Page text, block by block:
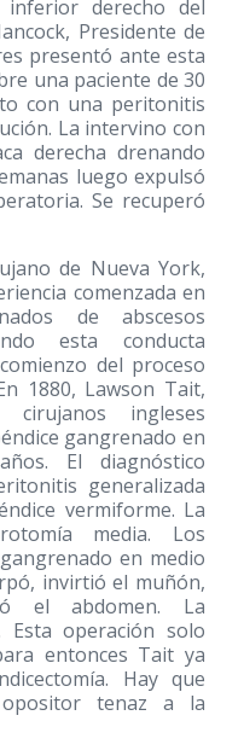
inferior derecho del
Presidente de
presentó ante esta
una paciente de 30
con una peritonitis
La intervino con
derecha drenando
luego expulsó
Se recuperó
de Nueva York,
comenzada en
de abscesos
esta conducta
del proceso
1880, Lawson Tait,
ingleses
gangrenado en
El diagnóstico
generalizada
vermiforme. La
media. Los
en medio
invirtió el muñón,
el abdomen. La
Esta operación solo
entonces Tait ya
Hay que
tenaz a la